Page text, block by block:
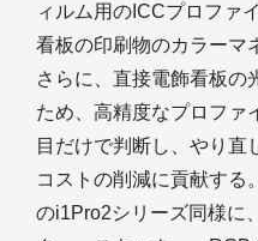
ィルム用のICCプロファ
看板の印刷物のカラーマ
さらに、直接電飾看板の
ため、高精度なプロファ
目だけで判断し、やり直
コストの削減に貢献する
のi1Pro2シリーズ同様に